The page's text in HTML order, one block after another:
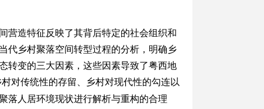
营造特征反映了其背后特定的社会组织和
代乡村聚落空间转型过程的分析，明确乡
转变的三大因素，这些因素导致了粤西地
对传统性的存留、乡村对现代性的勾连以
落人居环境现状进行解析与重构的合理